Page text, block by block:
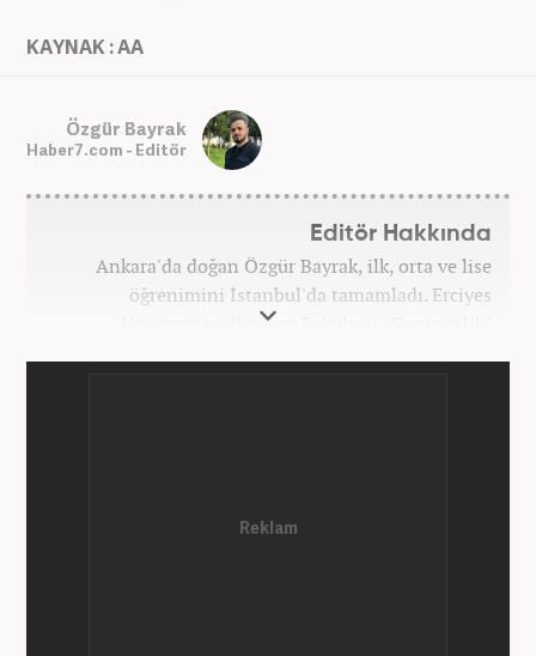
KAYNAK : AA
Özgür Bayrak
Haber7.com - Editör
Editör Hakkında
Ankara'da doğan Özgür Bayrak, ilk, orta ve lise
öğrenimini İstanbul'da tamamladı. Erciyes
Üniversitesi İletişim Fakültesi "Gazetecilik"
birlikte galeri ve video hazırladı. 2019'un Şubat